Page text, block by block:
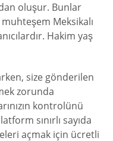
oluşur. Bunlar
Meksikalı
Hakim yaş
size gönderilen
zorunda
kontrolünü
sınırlı sayıda
açmak için ücretli